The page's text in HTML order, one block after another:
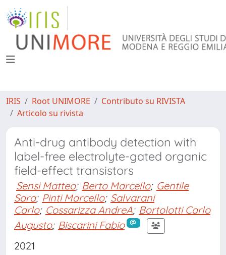
IRIS Root UNIMORE
Contributo su RIVISTA
Articolo su rivista
Anti-drug antibody detection with
label-free electrolyte-gated organic
field-effect transistors
Sensi Matteo; Berto Marcello; Gentile
Sara; Pinti Marcello; Salvarani
Carlo; Cossarizza AndreA; Bortolotti Carlo
Augusto; Biscarini Fabio
2021